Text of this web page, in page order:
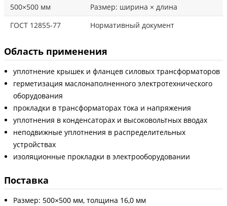
500×500 мм
Размер: ширина × длина
ГОСТ 12855-77
Нормативный документ
Область применения
уплотнение крышек и фланцев силовых трансформаторов
герметизация маслонаполненного электротехнического
оборудования
прокладки в трансформаторах тока и напряжения
уплотнения в конденсаторах и высоковольтных вводах
неподвижные уплотнения в распределительных
устройствах
изоляционные прокладки в электрооборудовании
Поставка
Размер: 500×500 мм, толщина 16,0 мм